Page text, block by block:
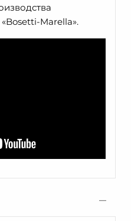
Marella».